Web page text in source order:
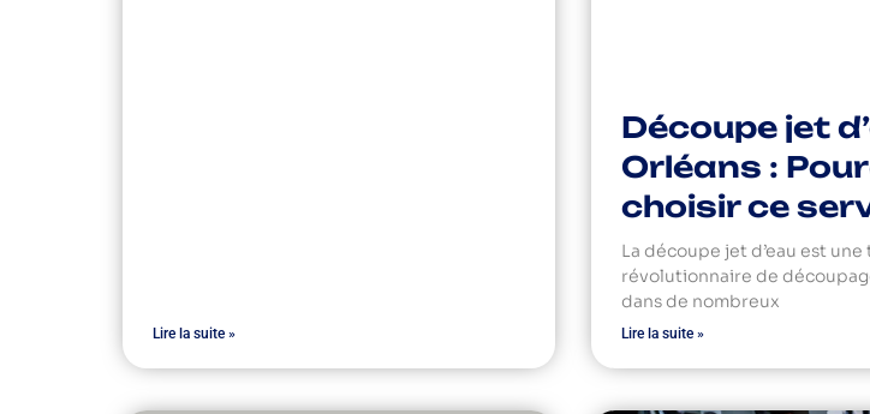
Lire la suite »
Découpe jet
Orléans :
choisir ce
La découpe jet d’eau est
révolutionnaire de
dans de nombreux
Lire la suite »